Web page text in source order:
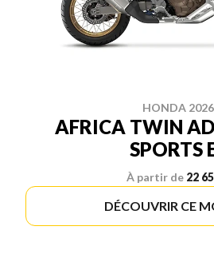
HONDA 2026
AFRICA TWIN
SPORTS
À partir de 22
DÉCOUVRIR CE